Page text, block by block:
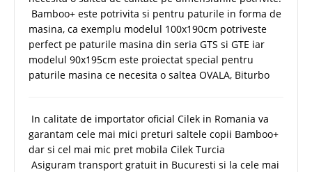
Bamboo+ este potrivita si pentru paturile in forma de
masina, ca exemplu modelul 100x190cm potriveste
perfect pe paturile masina din seria GTS si GTE iar
modelul 90x195cm este proiectat special pentru
paturile masina ce necesita o saltea OVALA, Biturbo
In calitate de importator oficial Cilek in Romania va
garantam cele mai mici preturi saltele copii Bamboo+
dar si cel mai mic pret mobila Cilek Turcia
Asiguram transport gratuit in Bucuresti si la cele mai